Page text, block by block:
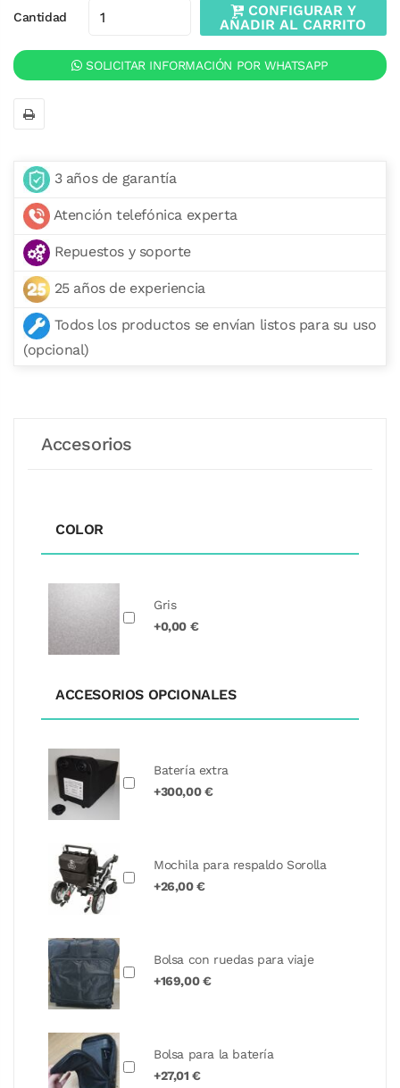
Cantidad
CONFIGURAR Y
AÑADIR AL CARRITO
SOLICITAR INFORMACIÓN POR WHATSAPP
3 años de garantía
Atención telefónica experta
Repuestos y soporte
25 años de experiencia
Todos los productos se envían listos para su uso
(opcional)
Accesorios
COLOR
Gris
+0,00 €
ACCESORIOS OPCIONALES
Batería extra
+300,00 €
Mochila para respaldo Sorolla
+26,00 €
Bolsa con ruedas para viaje
+169,00 €
Bolsa para la batería
+27,01 €